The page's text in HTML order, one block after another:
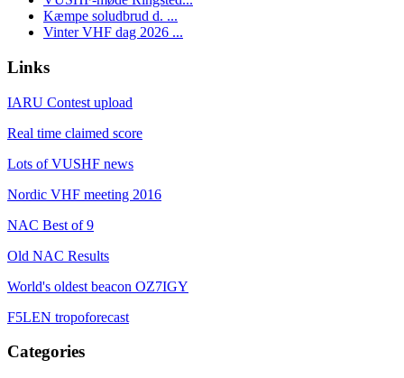
Kæmpe soludbrud d. ...
Vinter VHF dag 2026 ...
Links
IARU Contest upload
Real time claimed score
Lots of VUSHF news
Nordic VHF meeting 2016
NAC Best of 9
Old NAC Results
World's oldest beacon OZ7IGY
F5LEN tropoforecast
Categories